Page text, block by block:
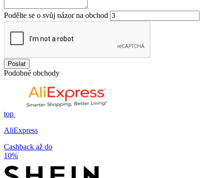
Podělte se o svůj názor na obchod
Poslat
Podobné obchody
top
AliExpress
Cashback až do
10%